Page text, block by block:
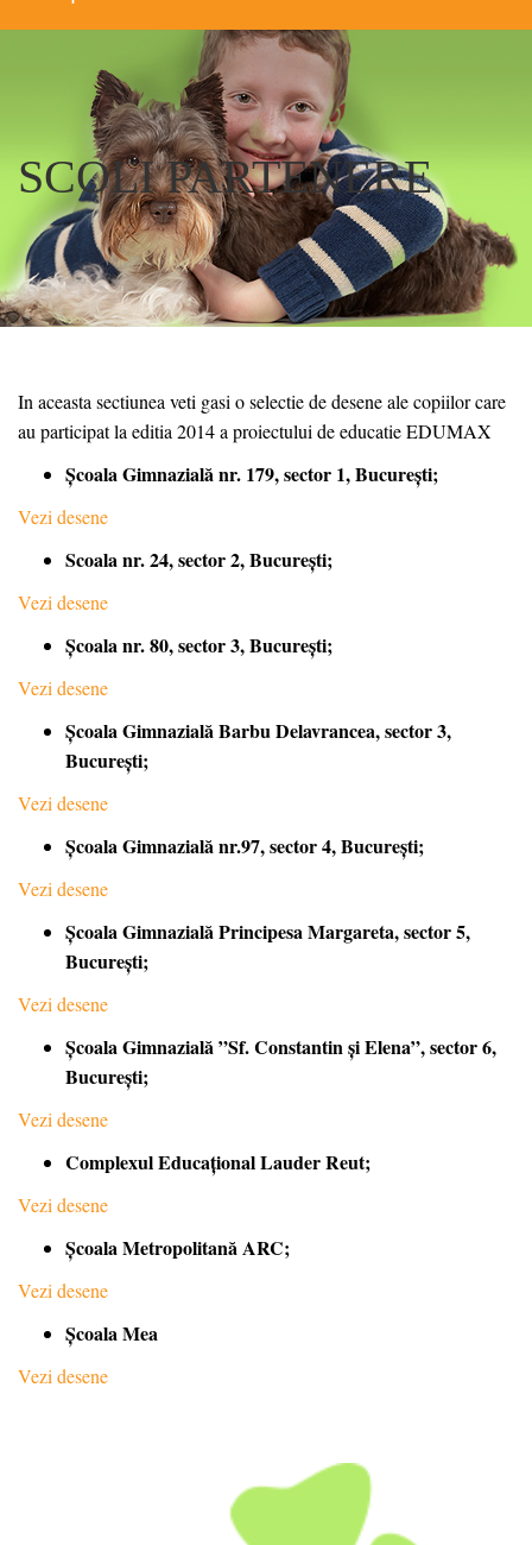
SCOLI PARTENERE
In aceasta sectiunea veti gasi o selectie de desene ale copiilor care
au participat la editia 2014 a proiectului de educatie EDUMAX
Școala Gimnazială nr. 179, sector 1, București;
Vezi desene
Scoala nr. 24, sector 2, București;
Vezi desene
Școala nr. 80, sector 3, București;
Vezi desene
Școala Gimnazială Barbu Delavrancea, sector 3,
București;
Vezi desene
Școala Gimnazială nr.97, sector 4, București;
Vezi desene
Școala Gimnazială Principesa Margareta, sector 5,
București;
Vezi desene
Școala Gimnazială ”Sf. Constantin și Elena”, sector 6,
București;
Vezi desene
Complexul Educațional Lauder Reut;
Vezi desene
Școala Metropolitană ARC;
Vezi desene
Școala Mea
Vezi desene